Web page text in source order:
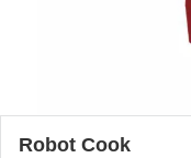
Robot Cook